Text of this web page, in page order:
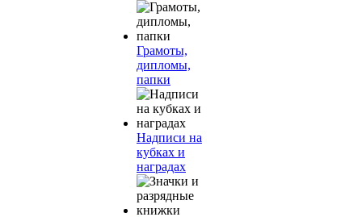
Грамоты,
дипломы,
папки
Надписи на
кубках и
наградах